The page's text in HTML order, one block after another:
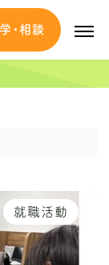
・相談
就職活動